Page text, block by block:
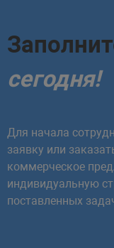
сегодня!
Для начала
заявку или
коммерческое
индивидуальную
поставленных